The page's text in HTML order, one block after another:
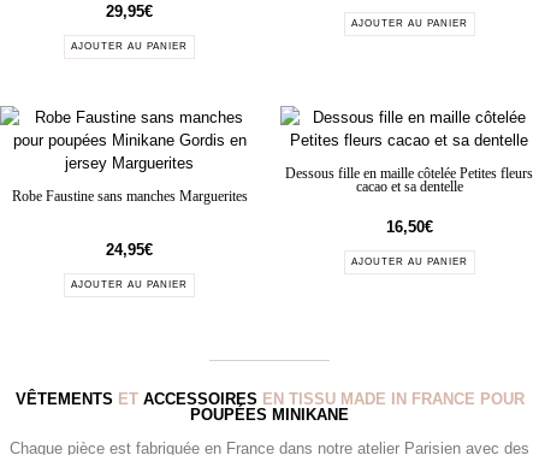
29,95€
AJOUTER AU PANIER
AJOUTER AU PANIER
Robe Faustine sans manches Marguerites
24,95€
AJOUTER AU PANIER
Dessous fille en maille côtelée Petites fleurs
cacao et sa dentelle
16,50€
AJOUTER AU PANIER
VÊTEMENTS ET ACCESSOIRES EN TISSU MADE IN FRANCE POUR
POUPÉES MINIKANE
Chaque pièce est fabriquée en France dans notre atelier Parisien avec des